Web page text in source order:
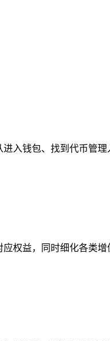
入钱包、找到代币管
权益，同时细化各类